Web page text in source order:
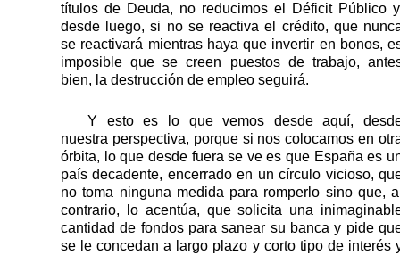
títulos de Deuda, no reducimos el Déficit Público
desde luego, si no se reactiva el crédito, que
se reactivará mientras haya que invertir en bonos,
imposible que se creen puestos de trabajo,
bien, la destrucción de empleo seguirá.
Y esto es lo que vemos desde aquí,
nuestra perspectiva, porque si nos colocamos en
órbita, lo que desde fuera se ve es que España es
país decadente, encerrado en un círculo vicioso,
no toma ninguna medida para romperlo sino que,
contrario, lo acentúa, que solicita una
cantidad de fondos para sanear su banca y pide
se le concedan a largo plazo y corto tipo de interés